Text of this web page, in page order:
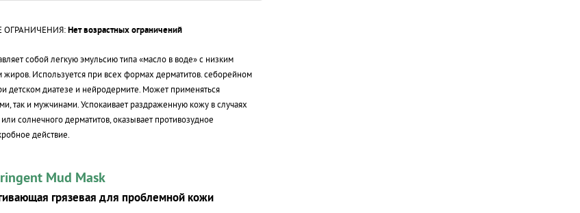
ОГРАНИЧЕНИЯ: Нет возрастных ограничений
собой легкую эмульсию типа «масло в воде» с низким
Используется при всех формах дерматитов. себорейном
детском диатезе и нейродермите. Может применяться
так и мужчинами. Успокаивает раздраженную кожу в случаях
солнечного дерматитов, оказывает противозудное
действие.
Mud Mask
грязевая для проблемной кожи